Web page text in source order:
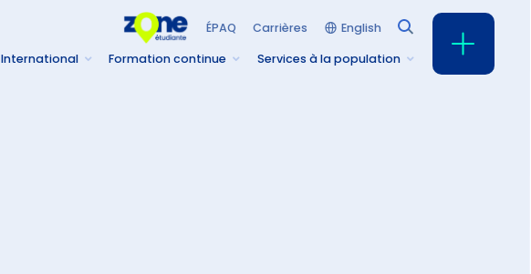
ÉPAQ Carrières English
International Formation continue Services à la population